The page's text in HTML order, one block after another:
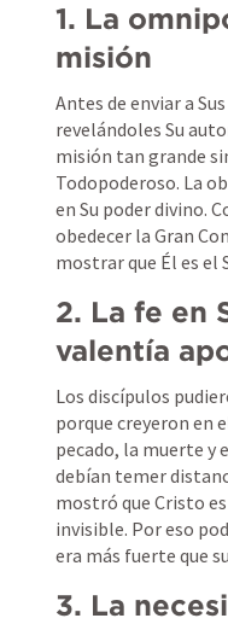
1. La
misión
Antes de enviar a
revelándoles Su
misión tan grande
Todopoderoso. La
en Su poder divino.
obedecer la Gran
mostrar que Él es el
2. La fe en
valentía
Los discípulos
porque creyeron en
pecado, la muerte y
debían temer
mostró que Cristo
invisible. Por eso
era más fuerte que
3. La